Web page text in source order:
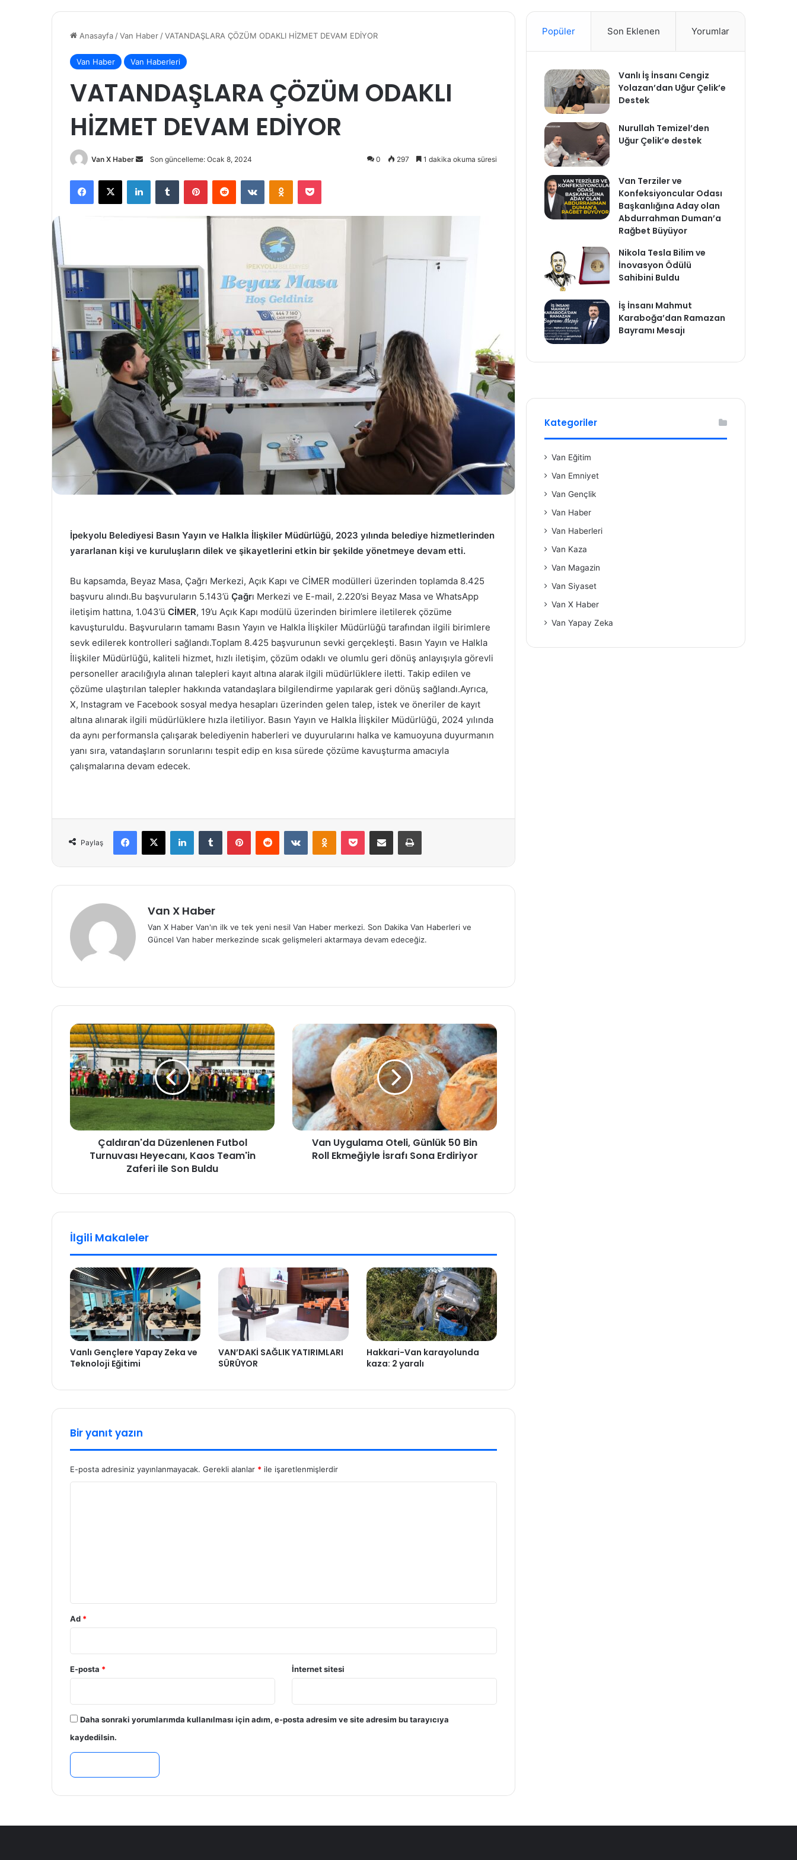
Anasayfa /Van Haber /VATANDAŞLARA ÇÖZÜM ODAKLI HİZMET DEVAM EDİYOR
Van Haber Van Haberleri
VATANDAŞLARA ÇÖZÜM ODAKLI
HİZMET DEVAM EDİYOR
Van X Haber
Bir
göndermek
Son güncelleme: Ocak 8, 2024 0 297 1 dakika okuma süresi
Facebook
X LinkedInTumblr PinterestReddit VKontakteOdnoklassniki
Pocket
İpekyolu Belediyesi Basın Yayın ve Halkla İlişkiler Müdürlüğü, 2023 yılında belediye hizmetlerinden
yararlanan kişi ve kuruluşların dilek ve şikayetlerini etkin bir şekilde yönetmeye devam etti.
Bu kapsamda, Beyaz Masa, Çağrı Merkezi, Açık Kapı ve CİMER modülleri üzerinden toplamda 8.425
başvuru alındı.Bu başvuruların 5.143’ü Çağrı Merkezi ve E-mail, 2.220’si Beyaz Masa ve WhatsApp
iletişim hattına, 1.043’ü CİMER, 19’u Açık Kapı modülü üzerinden birimlere iletilerek çözüme
kavuşturuldu. Başvuruların tamamı Basın Yayın ve Halkla İlişkiler Müdürlüğü tarafından ilgili birimlere
sevk edilerek kontrolleri sağlandı.Toplam 8.425 başvurunun sevki gerçekleşti. Basın Yayın ve Halkla
İlişkiler Müdürlüğü, kaliteli hizmet, hızlı iletişim, çözüm odaklı ve olumlu geri dönüş anlayışıyla görevli
personeller aracılığıyla alınan talepleri kayıt altına alarak ilgili müdürlüklere iletti. Takip edilen ve
çözüme ulaştırılan talepler hakkında vatandaşlara bilgilendirme yapılarak geri dönüş sağlandı.Ayrıca,
X, Instagram ve Facebook sosyal medya hesapları üzerinden gelen talep, istek ve öneriler de kayıt
altına alınarak ilgili müdürlüklere hızla iletiliyor. Basın Yayın ve Halkla İlişkiler Müdürlüğü, 2024 yılında
da aynı performansla çalışarak belediyenin haberleri ve duyurularını halka ve kamuoyuna duyurmanın
yanı sıra, vatandaşların sorunlarını tespit edip en kısa sürede çözüme kavuşturma amacıyla
çalışmalarına devam edecek.
Paylaş
Facebook
X LinkedInTumblr PinterestReddit VKontakteOdnoklassniki
Pocket E-Posta ile paylaş Yazdır
Van X Haber
Van X Haber Van'ın ilk ve tek yeni nesil Van Haber merkezi. Son Dakika Van Haberleri ve
Güncel Van haber merkezinde sıcak gelişmeleri aktarmaya devam edeceğiz.
Çaldıran'da Düzenlenen Futbol
Turnuvası Heyecanı, Kaos Team'in
Zaferi ile Son Buldu
Van Uygulama Oteli, Günlük 50 Bin
Roll Ekmeğiyle İsrafı Sona Erdiriyor
İlgili Makaleler
Vanlı Gençlere Yapay Zeka ve
Teknoloji Eğitimi
VAN’DAKİ SAĞLIK YATIRIMLARI
SÜRÜYOR
Hakkari-Van karayolunda
kaza: 2 yaralı
Bir yanıt yazın
E-posta adresiniz yayınlanmayacak. Gerekli alanlar * ile işaretlenmişlerdir
Ad *
E-posta * İnternet sitesi
Daha sonraki yorumlarımda kullanılması için adım, e-posta adresim ve site adresim bu tarayıcıya
kaydedilsin.
Popüler Son Eklenen Yorumlar
Vanlı İş İnsanı Cengiz
Yolazan’dan Uğur Çelik’e
Destek
Nurullah Temizel’den
Uğur Çelik’e destek
Van Terziler ve
Konfeksiyoncular Odası
Başkanlığına Aday olan
Abdurrahman Duman’a
Rağbet Büyüyor
Nikola Tesla Bilim ve
İnovasyon Ödülü
Sahibini Buldu
İş İnsanı Mahmut
Karaboğa’dan Ramazan
Bayramı Mesajı
Kategoriler
Van Eğitim
Van Emniyet
Van Gençlik
Van Haber
Van Haberleri
Van Kaza
Van Magazin
Van Siyaset
Van X Haber
Van Yapay Zeka